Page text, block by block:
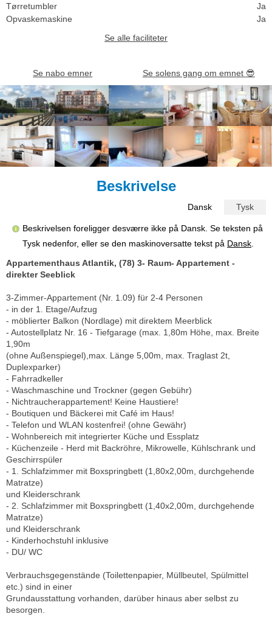
Tørretumbler
Ja
Opvaskemaskine
Ja
Se alle faciliteter
Se nabo emner Se solens gang om emnet 😎
Beskrivelse
Dansk Tysk
Beskrivelsen foreligger desværre ikke på Dansk. Se teksten på
Tysk nedenfor, eller se den maskinoversatte tekst på Dansk
Appartementhaus Atlantik, (78) 3- Raum- Appartement -
direkter Seeblick
3-Zimmer-Appartement (Nr. 1.09) für 2-4 Personen
- in der 1. Etage/Aufzug
- möblierter Balkon (Nordlage) mit direktem Meerblick
- Autostellplatz Nr. 16 - Tiefgarage (max. 1,80m Höhe, max. Breite
1,90m
(ohne Außenspiegel),max. Länge 5,00m, max. Traglast 2t,
Duplexparker)
- Fahrradkeller
- Waschmaschine und Trockner (gegen Gebühr)
- Nichtraucherappartement! Keine Haustiere!
- Boutiquen und Bäckerei mit Café im Haus!
- Telefon und WLAN kostenfrei! (ohne Gewähr)
- Wohnbereich mit integrierter Küche und Essplatz
- Küchenzeile - Herd mit Backröhre, Mikrowelle, Kühlschrank und
Geschirrspüler
- 1. Schlafzimmer mit Boxspringbett (1,80x2,00m, durchgehende
Matratze)
und Kleiderschrank
- 2. Schlafzimmer mit Boxspringbett (1,40x2,00m, durchgehende
Matratze)
und Kleiderschrank
- Kinderhochstuhl inklusive
- DU/ WC
Verbrauchsgegenstände (Toilettenpapier, Müllbeutel, Spülmittel
etc.) sind in einer
Grundausstattung vorhanden, darüber hinaus aber selbst zu
besorgen.